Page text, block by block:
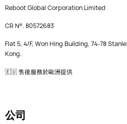
Reboot Global Corporation Limited
CR N°. 80572683
Flat 5, 4/F, Won Hing Building, 74-78
Kong.
🇪🇺 售後服務於歐洲提供
公司